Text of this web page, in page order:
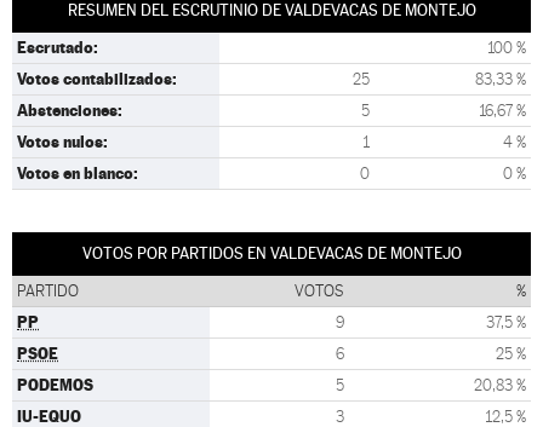
RESUMEN DEL ESCRUTINIO DE VALDEVACAS DE MONTEJO
Escrutado: 100 %
Votos contabilizados: 25 83,33 %
Abstenciones: 5 16,67 %
Votos nulos: 1 4 %
Votos en blanco: 0 0 %
VOTOS POR PARTIDOS EN VALDEVACAS DE MONTEJO
PARTIDO VOTOS %
PP 9 37,5 %
PSOE 6 25 %
PODEMOS 5 20,83 %
IU-EQUO 3 12,5 %